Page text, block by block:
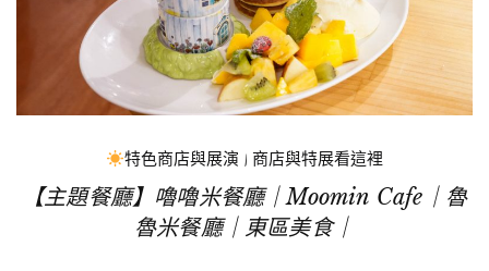
特色商店與展演 | 商店與特展看這裡
【主題餐廳】嚕嚕米餐廳｜Moomin Cafe｜魯
魯米餐廳｜東區美食｜